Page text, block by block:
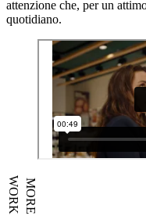
attenzione che, per un
quotidiano.
WORK MORE